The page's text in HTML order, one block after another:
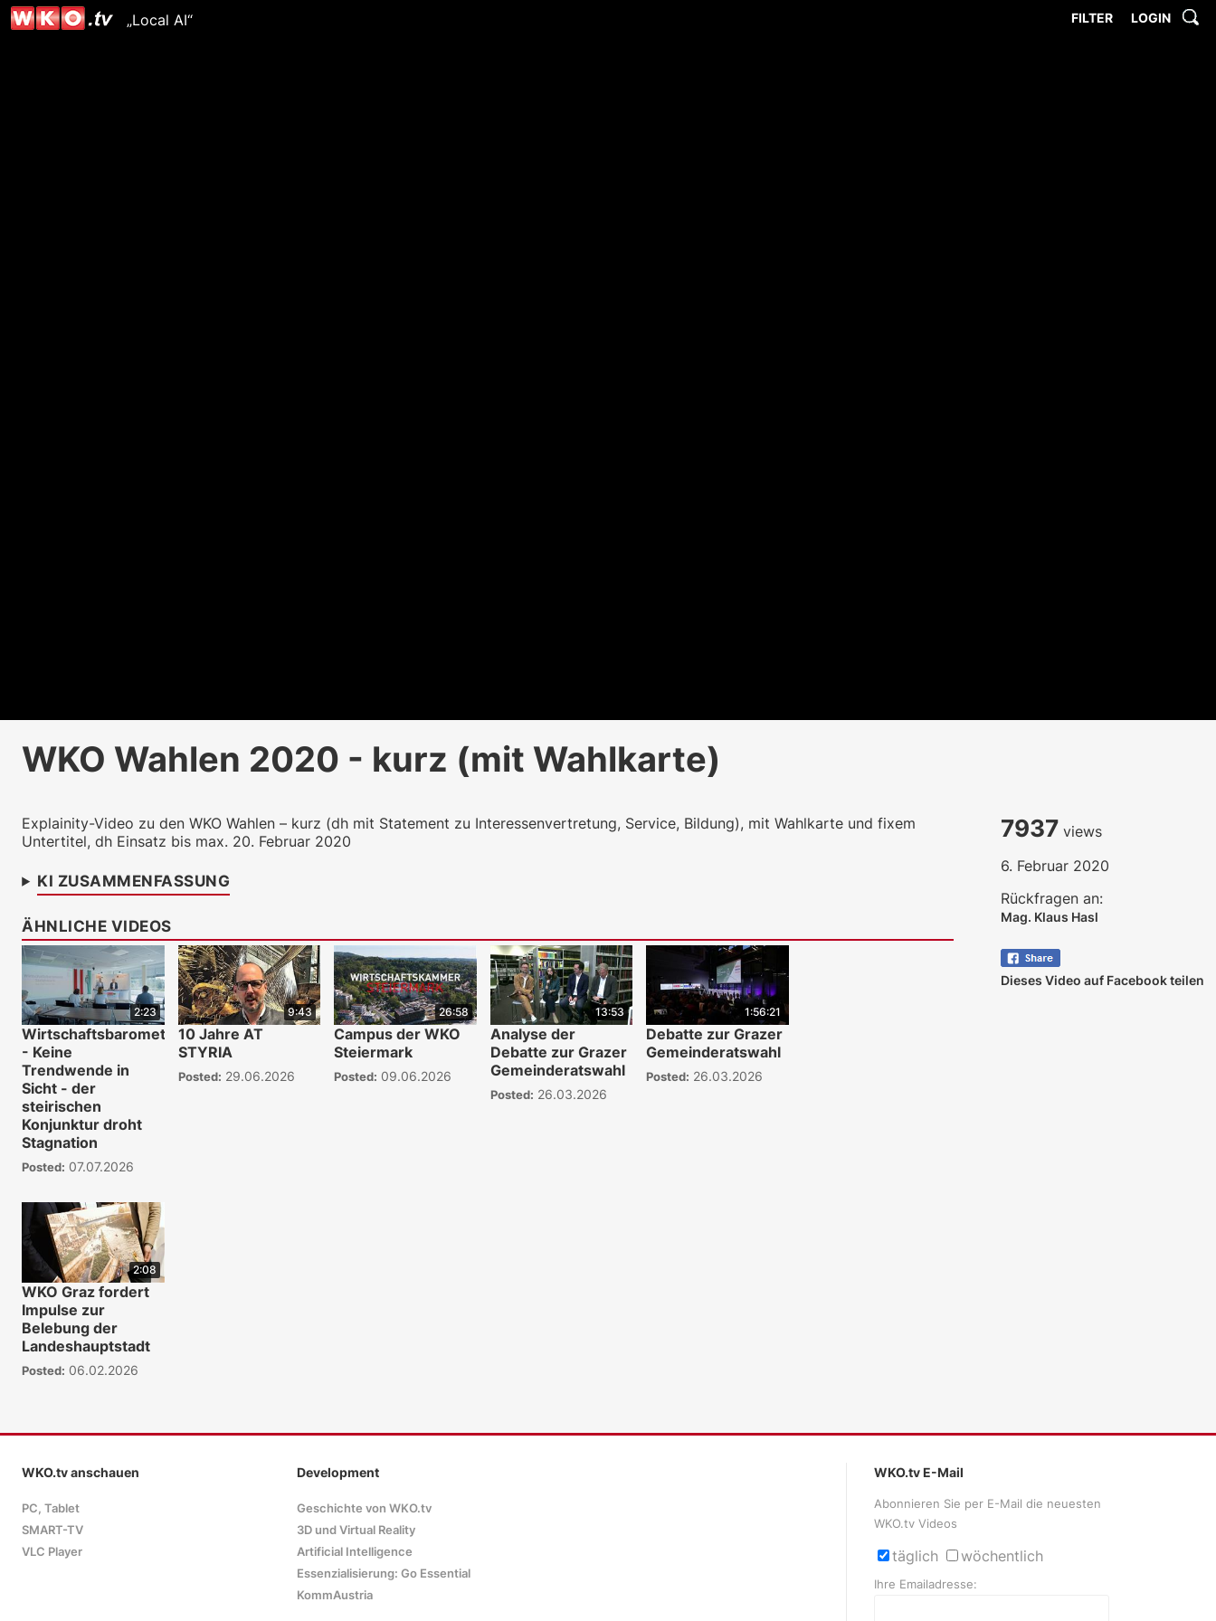
„Local AI“ FILTER LOGIN
WKO Wahlen 2020 - kurz (mit Wahlkarte)
Explainity-Video zu den WKO Wahlen – kurz (dh mit Statement zu Interessenvertretung, Service, Bildung), mit Wahlkarte und fixem
Untertitel, dh Einsatz bis max. 20. Februar 2020
KI ZUSAMMENFASSUNG
ÄHNLICHE VIDEOS
2:23
Wirtschaftsbarometer
- Keine
Trendwende in
Sicht - der
steirischen
Konjunktur droht
Stagnation
Posted: 07.07.2026
9:43
10 Jahre AT
STYRIA
Posted: 29.06.2026
26:58
Campus der WKO
Steiermark
Posted: 09.06.2026
13:53
Analyse der
Debatte zur Grazer
Gemeinderatswahl
Posted: 26.03.2026
1:56:21
Debatte zur Grazer
Gemeinderatswahl
Posted: 26.03.2026
2:08
WKO Graz fordert
Impulse zur
Belebung der
Landeshauptstadt
Posted: 06.02.2026
7937 views
6. Februar 2020
Rückfragen an:
Mag. Klaus Hasl
Dieses Video auf Facebook teilen
WKO.tv anschauen
PC, Tablet
SMART-TV
VLC Player
Development
Geschichte von WKO.tv
3D und Virtual Reality
Artificial Intelligence
Essenzialisierung: Go Essential
KommAustria
WKO.tv E-Mail
Abonnieren Sie per E-Mail die neuesten
WKO.tv Videos
täglich wöchentlich
Ihre Emailadresse: